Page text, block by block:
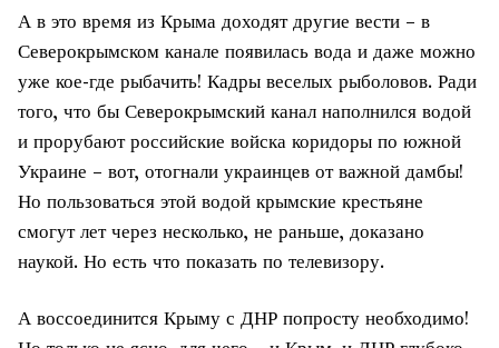
А в это время из Крыма доходят другие вести – в
Северокрымском канале появилась вода и даже можно
уже кое-где рыбачить! Кадры веселых рыболовов. Ради
того, что бы Северокрымский канал наполнился водой
и прорубают российские войска коридоры по южной
Украине – вот, отогнали украинцев от важной дамбы!
Но пользоваться этой водой крымские крестьяне
смогут лет через несколько, не раньше, доказано
наукой. Но есть что показать по телевизору.
А воссоединится Крыму с ДНР попросту необходимо!